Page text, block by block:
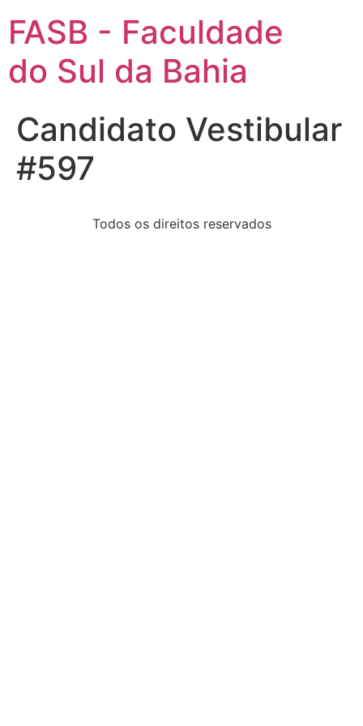
FASB - Faculdade
do Sul da Bahia
Candidato Vestibular
#597
Todos os direitos reservados